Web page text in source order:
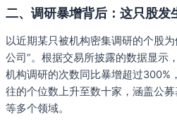
二、调研暴增背后：这只股发
以近期某只被机构密集调研的个股
公司”。根据交易所披露的数据显示
机构调研的次数同比暴增超过300%
往的个位数上升至数十家，涵盖公
等多个领域。